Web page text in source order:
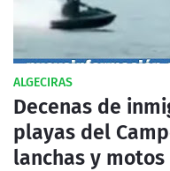
ALGECIRAS
Decenas de
playas del
lanchas y motos